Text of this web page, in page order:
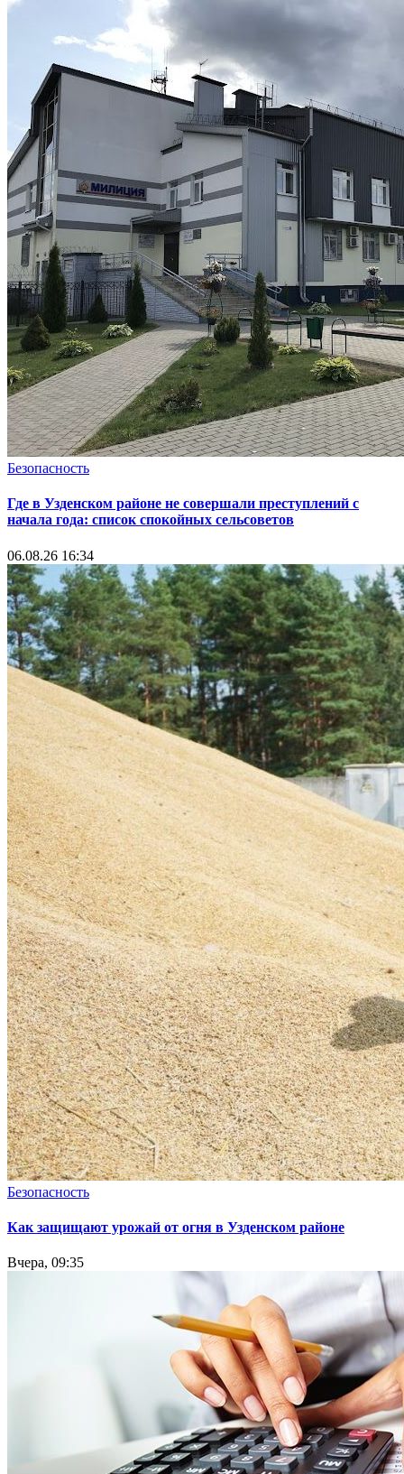
Безопасность
Где в Узденском районе не совершали преступлений с
начала года: список спокойных сельсоветов
06.08.26 16:34
Безопасность
Как защищают урожай от огня в Узденском районе
Вчера, 09:35